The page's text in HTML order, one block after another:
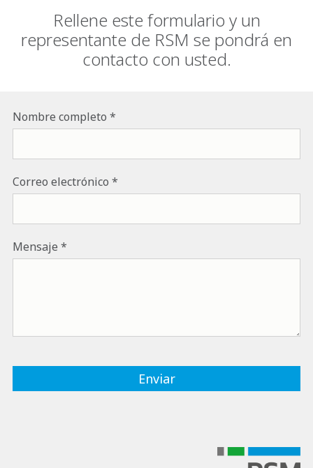
Rellene este formulario y un
representante de RSM se pondrá en
contacto con usted.
Nombre completo
Correo electrónico
Mensaje